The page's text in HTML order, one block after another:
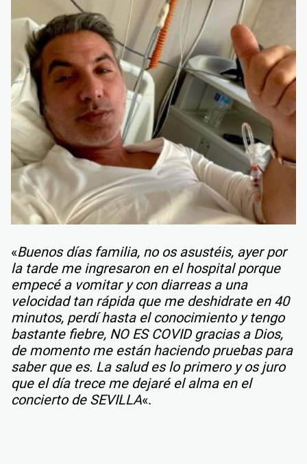
«Buenos días familia, no os asustéis, ayer por
la tarde me ingresaron en el hospital porque
empecé a vomitar y con diarreas a una
velocidad tan rápida que me deshidrate en 40
minutos, perdí hasta el conocimiento y tengo
bastante fiebre, NO ES COVID gracias a Dios,
de momento me están haciendo pruebas para
saber que es. La salud es lo primero y os juro
que el día trece me dejaré el alma en el
concierto de SEVILLA«.